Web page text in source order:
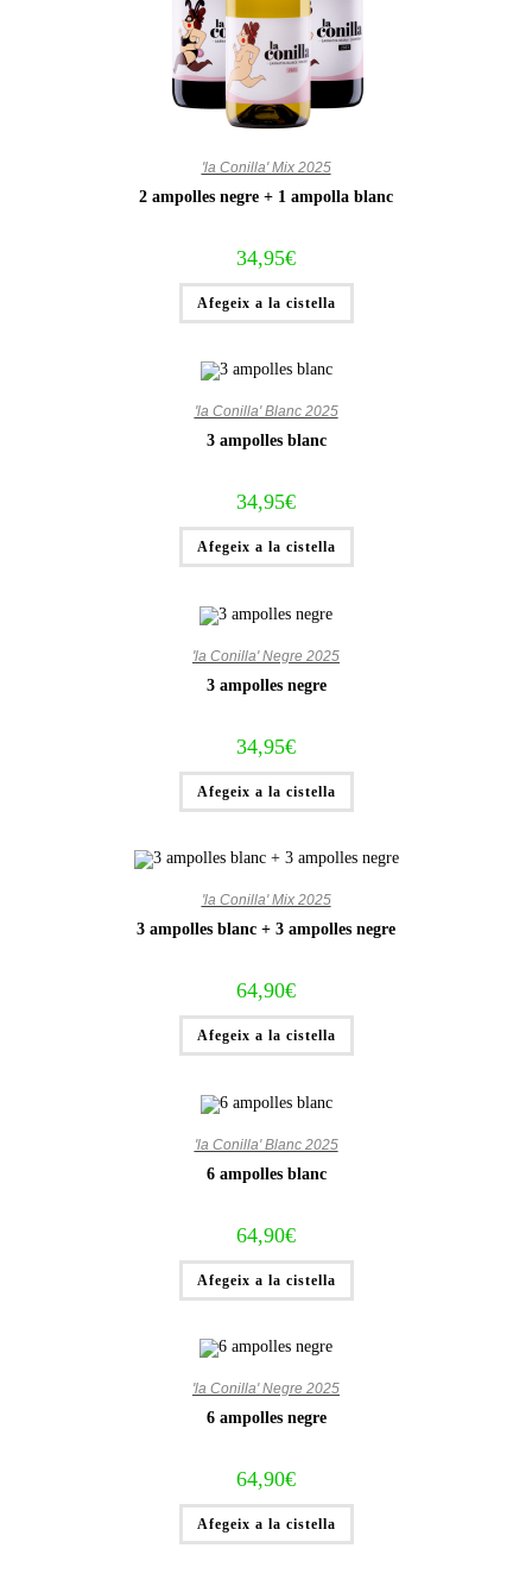
'la Conilla' Mix 2025
2 ampolles negre + 1 ampolla blanc
34,95€
Afegeix a la cistella
'la Conilla' Blanc 2025
3 ampolles blanc
34,95€
Afegeix a la cistella
'la Conilla' Negre 2025
3 ampolles negre
34,95€
Afegeix a la cistella
'la Conilla' Mix 2025
3 ampolles blanc + 3 ampolles negre
64,90€
Afegeix a la cistella
'la Conilla' Blanc 2025
6 ampolles blanc
64,90€
Afegeix a la cistella
'la Conilla' Negre 2025
6 ampolles negre
64,90€
Afegeix a la cistella